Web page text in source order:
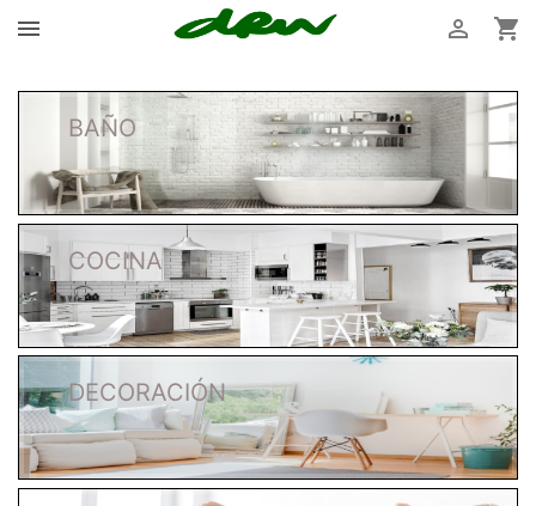
 

BAÑO
COCINA
DECORACIÓN